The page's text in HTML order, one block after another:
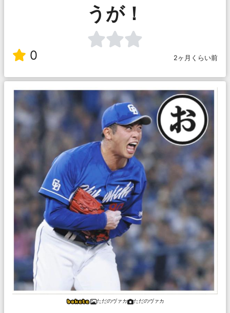
うが！
0 2ヶ月くらい前
ただのヴァカ ただのヴァカ